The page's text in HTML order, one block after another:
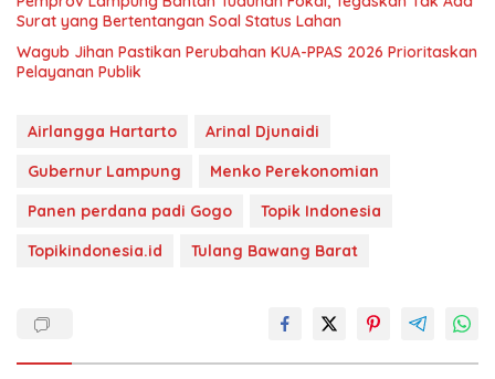
Surat yang Bertentangan Soal Status Lahan
Wagub Jihan Pastikan Perubahan KUA-PPAS 2026 Prioritaskan
Pelayanan Publik
Airlangga Hartarto
Arinal Djunaidi
Gubernur Lampung
Menko Perekonomian
Panen perdana padi Gogo
Topik Indonesia
Topikindonesia.id
Tulang Bawang Barat